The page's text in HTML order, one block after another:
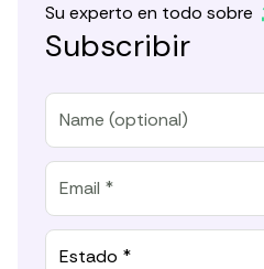
Su experto en todo sobre
Subscribir
Estado *